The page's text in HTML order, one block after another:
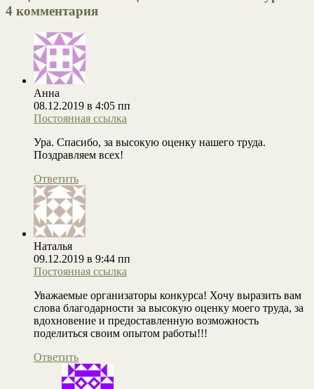
4 комментария
Анна
08.12.2019 в 4:05 пп
Постоянная ссылка
Ура. Спасибо, за высокую оценку нашего труда.
Поздравляем всех!
Ответить
Наталья
09.12.2019 в 9:44 пп
Постоянная ссылка
Уважаемые организаторы конкурса! Хочу выразить вам
слова благодарности за высокую оценку моего труда, за
вдохновение и предоставленную возможность
поделиться своим опытом работы!!!
Ответить